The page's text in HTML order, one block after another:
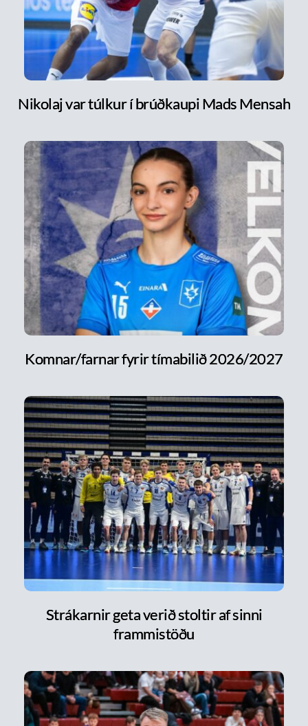
Nikolaj var túlkur í brúðkaupi Mads Mensah
Komnar/farnar fyrir tímabilið 2026/2027
Strákarnir geta verið stoltir af sinni
frammistöðu